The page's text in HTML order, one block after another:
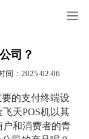
司？
间：2025-02-06
的支付终端设
天POS机以其
和消费者的青